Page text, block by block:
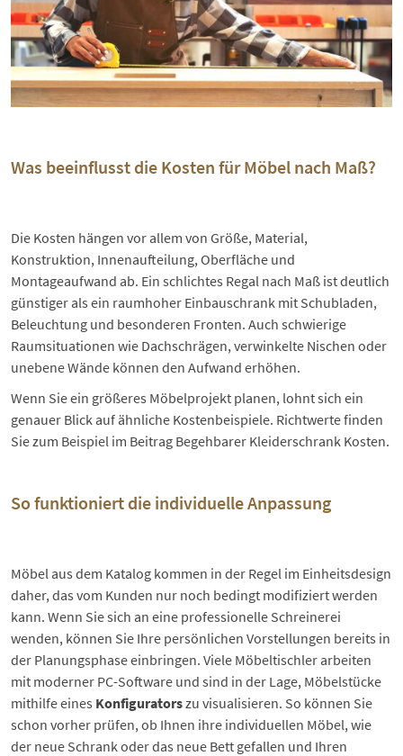
Was beeinflusst die Kosten für Möbel nach Maß?
Die Kosten hängen vor allem von Größe, Material,
Konstruktion, Innenaufteilung, Oberfläche und
Montageaufwand ab. Ein schlichtes Regal nach Maß ist deutlich
günstiger als ein raumhoher Einbauschrank mit Schubladen,
Beleuchtung und besonderen Fronten. Auch schwierige
Raumsituationen wie Dachschrägen, verwinkelte Nischen oder
unebene Wände können den Aufwand erhöhen.
Wenn Sie ein größeres Möbelprojekt planen, lohnt sich ein
genauer Blick auf ähnliche Kostenbeispiele. Richtwerte finden
Sie zum Beispiel im Beitrag Begehbarer Kleiderschrank Kosten.
So funktioniert die individuelle Anpassung
Möbel aus dem Katalog kommen in der Regel im Einheitsdesign
daher, das vom Kunden nur noch bedingt modifiziert werden
kann. Wenn Sie sich an eine professionelle Schreinerei
wenden, können Sie Ihre persönlichen Vorstellungen bereits in
der Planungsphase einbringen. Viele Möbeltischler arbeiten
mit moderner PC-Software und sind in der Lage, Möbelstücke
mithilfe eines Konfiguratorszu visualisieren. So können Sie
schon vorher prüfen, ob Ihnen ihre individuellen Möbel, wie
der neue Schrank oder das neue Bett gefallen und Ihren